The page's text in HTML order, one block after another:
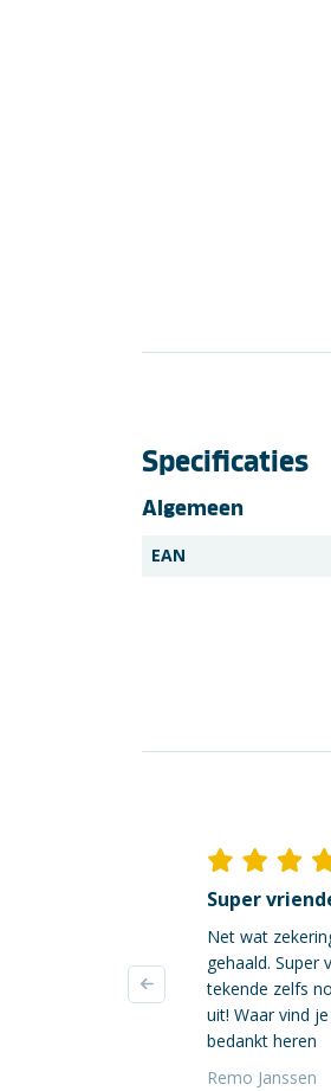
Specificaties
Algemeen
EAN
Super
Net wat
gehaald. Super
tekende zelfs
uit! Waar vind
bedankt heren
Remo Janssen